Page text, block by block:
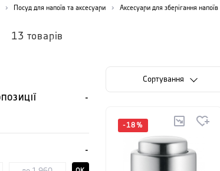
Посуд для напоїв та аксесуари Аксесуари для зберігання напоїв
13 товарів
Сортування
-18 %